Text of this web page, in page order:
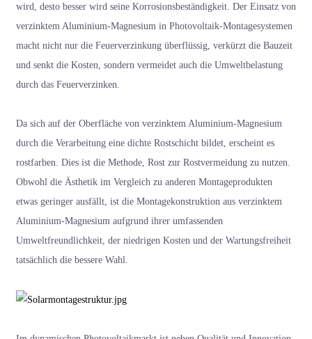
wird, desto besser wird seine Korrosionsbeständigkeit. Der Einsatz von
verzinktem Aluminium-Magnesium in Photovoltaik-Montagesystemen
macht nicht nur die Feuerverzinkung überflüssig, verkürzt die Bauzeit
und senkt die Kosten, sondern vermeidet auch die Umweltbelastung
durch das Feuerverzinken.
Da sich auf der Oberfläche von verzinktem Aluminium-Magnesium
durch die Verarbeitung eine dichte Rostschicht bildet, erscheint es
rostfarben. Dies ist die Methode, Rost zur Rostvermeidung zu nutzen.
Obwohl die Ästhetik im Vergleich zu anderen Montageprodukten
etwas geringer ausfällt, ist die Montagekonstruktion aus verzinktem
Aluminium-Magnesium aufgrund ihrer umfassenden
Umweltfreundlichkeit, der niedrigen Kosten und der Wartungsfreiheit
tatsächlich die bessere Wahl.